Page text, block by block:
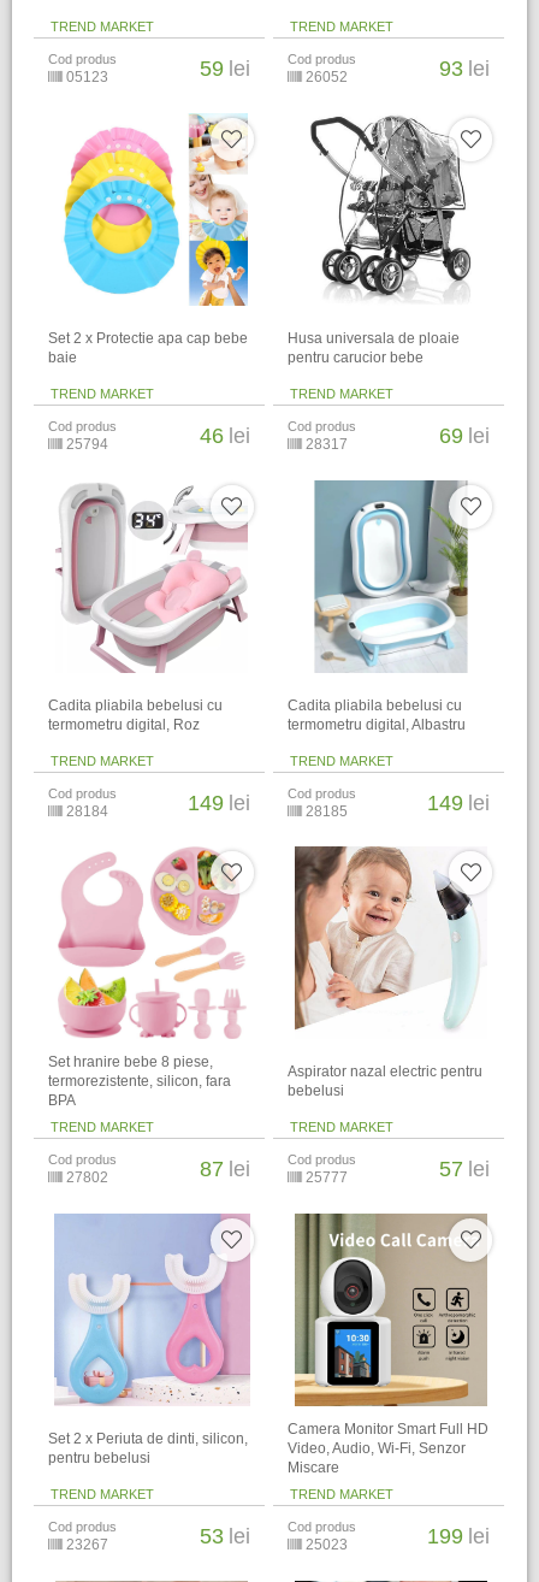
TREND MARKET
Cod produs
05123 59 lei
TREND MARKET
Cod produs
26052 93 lei
Set 2 x Protectie apa cap bebe
baie
TREND MARKET
Cod produs
25794 46 lei
Husa universala de ploaie
pentru carucior bebe
TREND MARKET
Cod produs
28317 69 lei
Cadita pliabila bebelusi cu
termometru digital, Roz
TREND MARKET
Cod produs
28184 149 lei
Cadita pliabila bebelusi cu
termometru digital, Albastru
TREND MARKET
Cod produs
28185 149 lei
Set hranire bebe 8 piese,
termorezistente, silicon, fara
BPA
TREND MARKET
Cod produs
27802 87 lei
Aspirator nazal electric pentru
bebelusi
TREND MARKET
Cod produs
25777 57 lei
Set 2 x Periuta de dinti, silicon,
pentru bebelusi
TREND MARKET
Cod produs
23267 53 lei
Camera Monitor Smart Full HD
Video, Audio, Wi-Fi, Senzor
Miscare
TREND MARKET
Cod produs
25023 199 lei